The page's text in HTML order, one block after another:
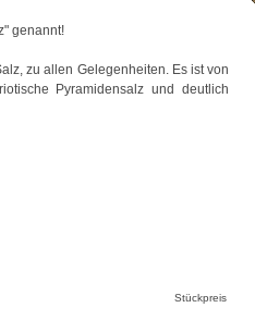
genannt!
zu allen Gelegenheiten. Es ist von
Pyramidensalz und deutlich
Stückpreis